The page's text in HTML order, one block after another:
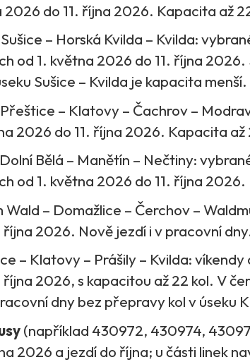
2026 do 11. října 2026. Kapacita až
– Horská Kvilda – Kvilda:
od 1. května 2026 do 11. října 2026.
Sušice – Kvilda je kapacita menší.
– Klatovy – Čachrov –
2026 do 11. října 2026. Kapacita až
Bělá – Manětín – Nečtiny:
od 1. května 2026 do 11. října
Wald – Domažlice – Čerchov –
října 2026. Nově jezdí i v pracovní
– Klatovy – Prášily – Kvilda: víkendy
2026, s kapacitou až 22 kol. V
dny bez přepravy kol v úseku
(například 430972, 430974,
2026 a jezdí do října; u části linek